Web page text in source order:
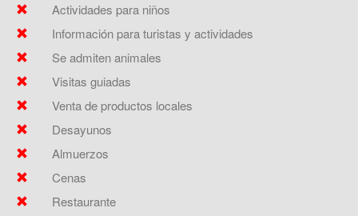
Actividades para niños
Información para turistas y actividades
Se admiten animales
Visitas guiadas
Venta de productos locales
Desayunos
Almuerzos
Cenas
Restaurante